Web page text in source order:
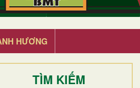
HƯƠNG
TÌM KIẾM